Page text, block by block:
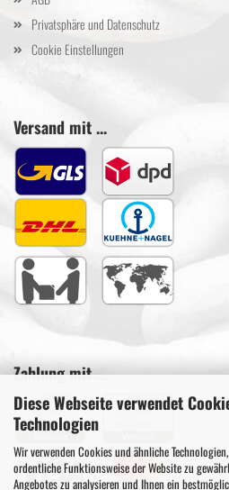
Diese Webseite verwendet
Technologien
Wir verwenden Cookies und ähnliche
ordentliche Funktionsweise der Website zu
Angebotes zu analysieren und Ihnen ein
Privatsphäre und Datenschutz
Cookie Einstellungen
Versand mit ...
Zahlung mit ...